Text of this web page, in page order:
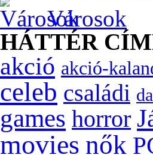
Városok
HÁTTÉR
akció akció-
celeb családi
games horror
movies nők